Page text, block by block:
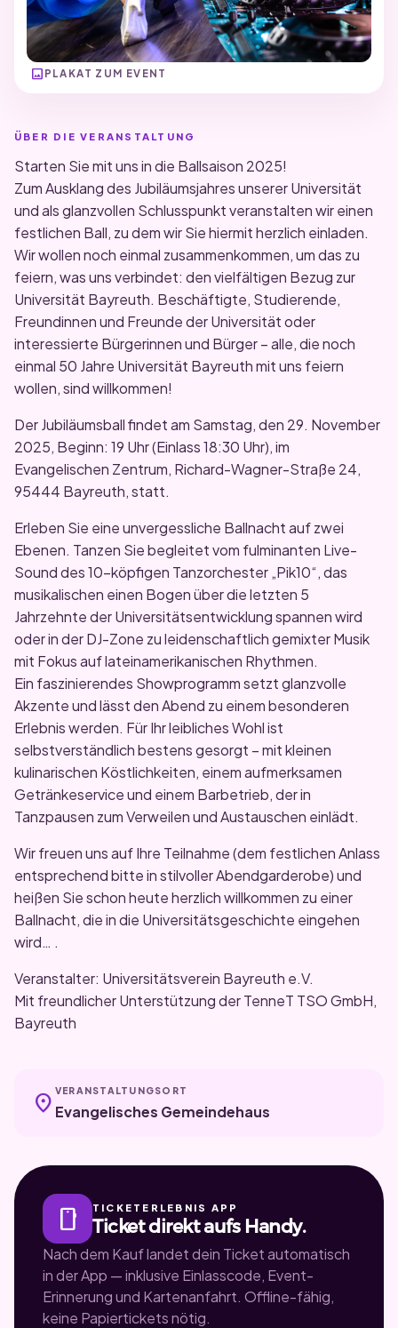
image PLAKAT ZUM EVENT
ÜBER DIE VERANSTALTUNG
Starten Sie mit uns in die Ballsaison 2025!
Zum Ausklang des Jubiläumsjahres unserer Universität
und als glanzvollen Schlusspunkt veranstalten wir einen
festlichen Ball, zu dem wir Sie hiermit herzlich einladen.
Wir wollen noch einmal zusammenkommen, um das zu
feiern, was uns verbindet: den vielfältigen Bezug zur
Universität Bayreuth. Beschäftigte, Studierende,
Freundinnen und Freunde der Universität oder
interessierte Bürgerinnen und Bürger – alle, die noch
einmal 50 Jahre Universität Bayreuth mit uns feiern
wollen, sind willkommen!
Der Jubiläumsball findet am Samstag, den 29. November
2025, Beginn: 19 Uhr (Einlass 18:30 Uhr), im
Evangelischen Zentrum, Richard-Wagner-Straße 24,
95444 Bayreuth, statt.
Erleben Sie eine unvergessliche Ballnacht auf zwei
Ebenen. Tanzen Sie begleitet vom fulminanten Live-
Sound des 10-köpfigen Tanzorchester „Pik10“, das
musikalischen einen Bogen über die letzten 5
Jahrzehnte der Universitätsentwicklung spannen wird
oder in der DJ-Zone zu leidenschaftlich gemixter Musik
mit Fokus auf lateinamerikanischen Rhythmen.
Ein faszinierendes Showprogramm setzt glanzvolle
Akzente und lässt den Abend zu einem besonderen
Erlebnis werden. Für Ihr leibliches Wohl ist
selbstverständlich bestens gesorgt – mit kleinen
kulinarischen Köstlichkeiten, einem aufmerksamen
Getränkeservice und einem Barbetrieb, der in
Tanzpausen zum Verweilen und Austauschen einlädt.
Wir freuen uns auf Ihre Teilnahme (dem festlichen Anlass
entsprechend bitte in stilvoller Abendgarderobe) und
heißen Sie schon heute herzlich willkommen zu einer
Ballnacht, die in die Universitätsgeschichte eingehen
wird… .
Veranstalter: Universitätsverein Bayreuth e.V.
Mit freundlicher Unterstützung der TenneT TSO GmbH,
Bayreuth
location_on VERANSTALTUNGSORT
Evangelisches Gemeindehaus
smartphone TICKETERLEBNIS APP
Ticket direkt aufs Handy.
Nach dem Kauf landet dein Ticket automatisch
in der App — inklusive Einlasscode, Event-
Erinnerung und Kartenanfahrt. Offline-fähig,
keine Papiertickets nötig.